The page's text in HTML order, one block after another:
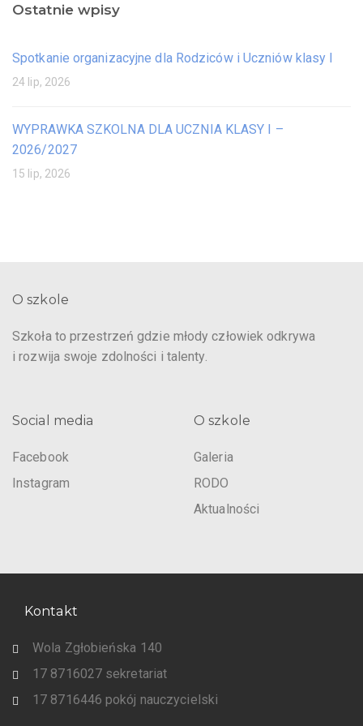
Ostatnie wpisy
Spotkanie organizacyjne dla Rodziców i Uczniów klasy I
24 lip, 2026
WYPRAWKA SZKOLNA DLA UCZNIA KLASY I –
2026/2027
15 lip, 2026
O szkole
Szkoła to przestrzeń gdzie młody człowiek odkrywa
i rozwija swoje zdolności i talenty.
Social media
Facebook
Instagram
O szkole
Galeria
RODO
Aktualności
Kontakt
Wola Zgłobieńska 140
17 8716027 sekretariat
17 8716446 pokój nauczycielski